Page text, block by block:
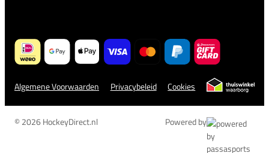
Algemene Voorwaarden Privacybeleid Cookies
© 2026 HockeyDirect.nl Powered by